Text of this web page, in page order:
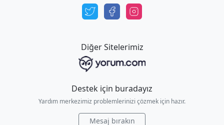
Diğer Sitelerimiz
Destek için buradayız
Yardım merkezimiz problemlerinizi çözmek için hazır.
Mesaj bırakın